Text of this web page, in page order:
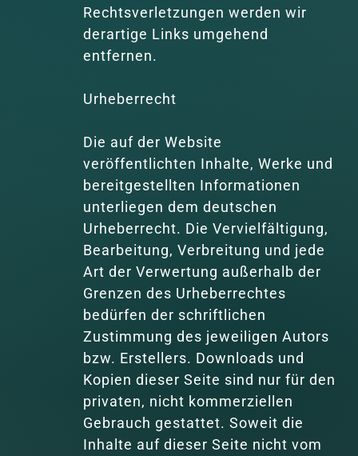
Rechtsverletzungen werden wir
derartige Links umgehend
entfernen.
Urheberrecht
Die auf der Website
veröffentlichten Inhalte, Werke und
bereitgestellten Informationen
unterliegen dem deutschen
Urheberrecht. Die Vervielfältigung,
Bearbeitung, Verbreitung und jede
Art der Verwertung außerhalb der
Grenzen des Urheberrechtes
bedürfen der schriftlichen
Zustimmung des jeweiligen Autors
bzw. Erstellers. Downloads und
Kopien dieser Seite sind nur für den
privaten, nicht kommerziellen
Gebrauch gestattet. Soweit die
Inhalte auf dieser Seite nicht vom